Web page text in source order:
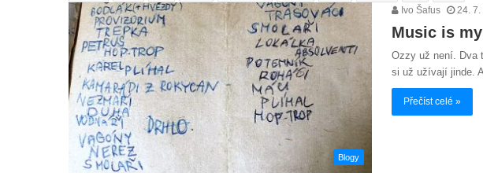
Blogy
Ivo Šafus 24. 7.
Music is
Ozzy už není. Dva
si už užívají jinde.
Přečíst celé »